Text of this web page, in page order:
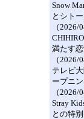
Snow
とシト
（2026/
満たす
（2026/
テレビ
ープニ
（2026/
Stray
との特